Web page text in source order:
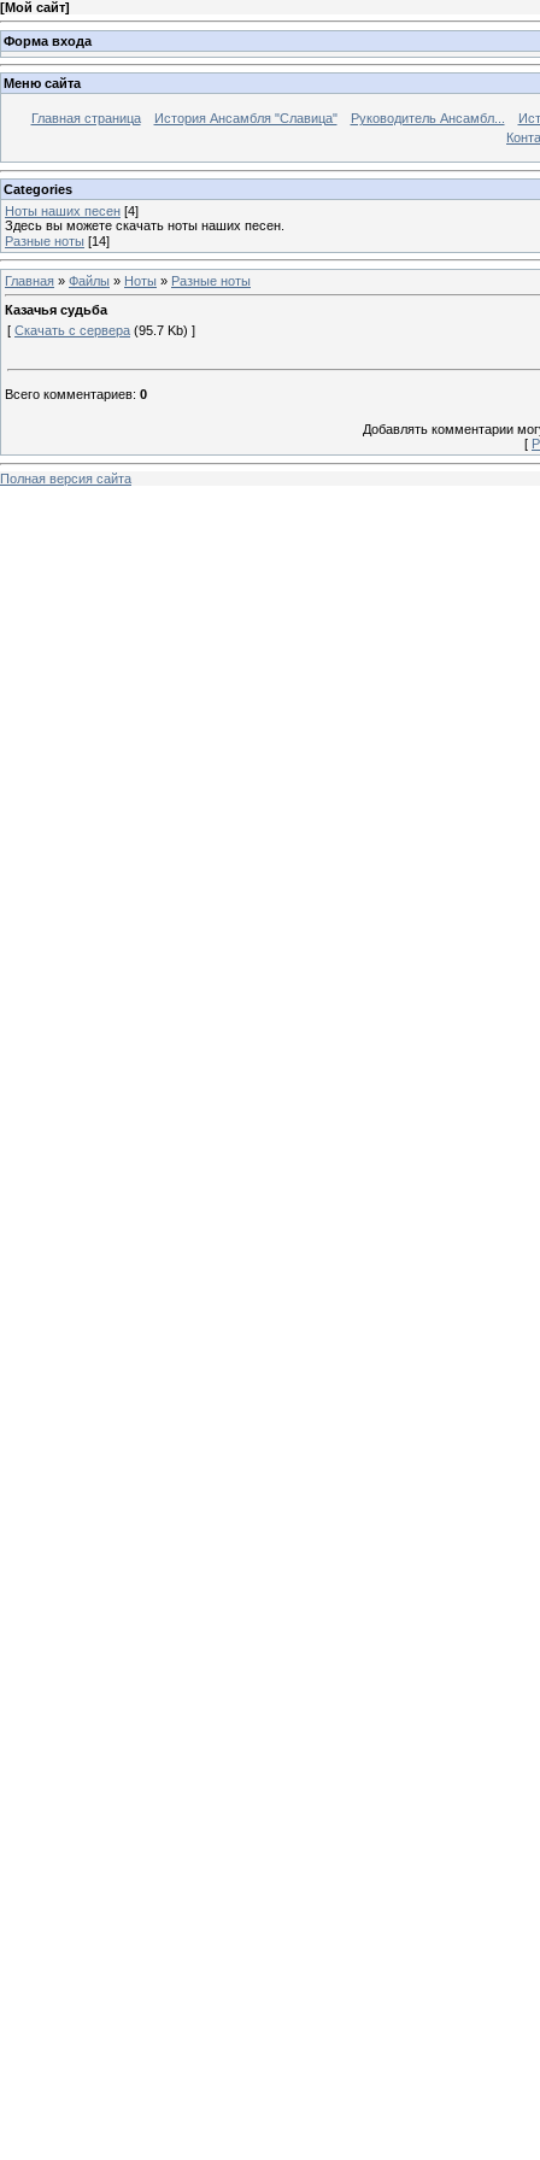
[Мой сайт]
Форма входа
Меню сайта
Главная страница История Ансамбля "Славица" Руководитель Ансамбл...
Categories
Ноты наших песен [4]
Здесь вы можете скачать ноты наших песен.
Разные ноты [14]
Главная » Файлы » Ноты » Разные ноты
Казачья судьба
[ Скачать с сервера (95.7 Kb) ]
Всего комментариев: 0
Добавлять комментарии
[
Полная версия сайта